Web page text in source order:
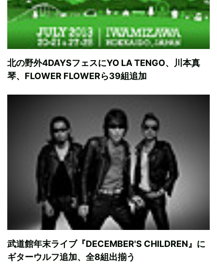
北の野外4DAYSフェスにYO LA TENGO、川本真
琴、FLOWER FLOWERら39組追加
武道館年末ライブ『DECEMBER'S CHILDREN』に
ギターウルフ追加、全8組出揃う